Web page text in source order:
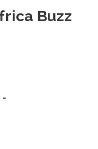
Buzz
…